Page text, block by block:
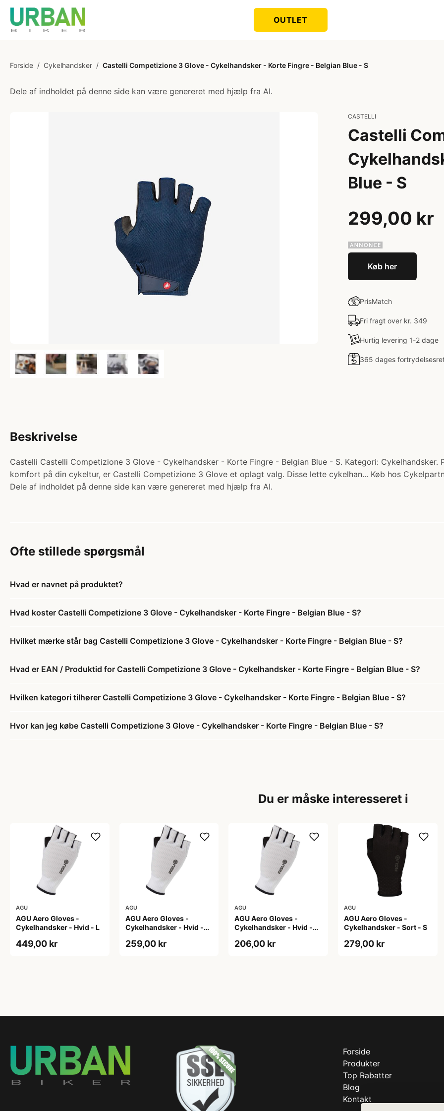
OUTLET
Forside / Cykelhandsker / Castelli Competizione 3 Glove - Cykelhandsker - Korte Fingre - Belgian Blue - S
Dele af indholdet på denne side kan være genereret med hjælp fra AI.
CASTELLI
Castelli
Blue - S
299,00 kr
Køb her
PrisMatch
Fri fragt over kr. 349
Hurtig levering 1-2 dage
365 dages
Beskrivelse
Castelli Castelli Competizione 3 Glove - Cykelhandsker - Korte Fingre - Belgian Blue - S. Kategori:
komfort på din cykeltur, er Castelli Competizione 3 Glove et oplagt valg. Disse lette cykelhan... Køb hos
Dele af indholdet på denne side kan være genereret med hjælp fra AI.
Ofte stillede spørgsmål
Hvad er navnet på produktet?
Hvad koster Castelli Competizione 3 Glove - Cykelhandsker - Korte Fingre - Belgian Blue - S?
Hvilket mærke står bag Castelli Competizione 3 Glove - Cykelhandsker - Korte Fingre - Belgian Blue - S?
Hvad er EAN / Produktid for Castelli Competizione 3 Glove - Cykelhandsker - Korte Fingre - Belgian Blue - S?
Hvilken kategori tilhører Castelli Competizione 3 Glove - Cykelhandsker - Korte Fingre - Belgian Blue - S?
Hvor kan jeg købe Castelli Competizione 3 Glove - Cykelhandsker - Korte Fingre - Belgian Blue - S?
Du er måske interesseret i
AGU
AGU Aero Gloves -
Cykelhandsker - Hvid - L
449,00 kr
AGU
AGU Aero Gloves -
Cykelhandsker - Hvid -
259,00 kr
AGU
AGU Aero Gloves -
Cykelhandsker - Hvid -
206,00 kr
AGU
AGU Aero Gloves -
Cykelhandsker - Sort - S
279,00 kr
Forside
Produkter
Top Rabatter
Blog
Kontakt